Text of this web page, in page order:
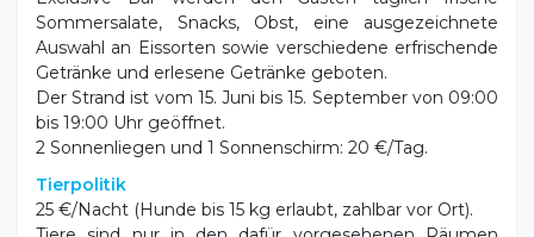
Auswahl an Eissorten sowie verschiedene erfrischende
Getränke und erlesene Getränke geboten.
Der Strand ist vom 15. Juni bis 15. September von 09:00
bis 19:00 Uhr geöffnet.
2 Sonnenliegen und 1 Sonnenschirm: 20 €/Tag.
Tierpolitik
25 €/Nacht (Hunde bis 15 kg erlaubt, zahlbar vor Ort).
Tiere sind nur in den dafür vorgesehenen Räumen
gestattet. Eine vorherige Anmeldung ist erforderlich,